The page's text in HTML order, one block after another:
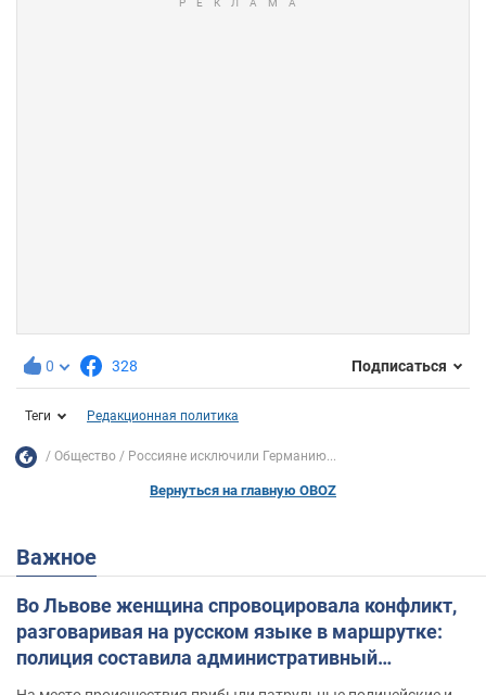
0 328 Подписаться
Теги Редакционная политика
Общество Россияне исключили Германию...
Вернуться на главную OBOZ
Важное
Во Львове женщина спровоцировала конфликт,
разговаривая на русском языке в маршрутке:
полиция составила административный